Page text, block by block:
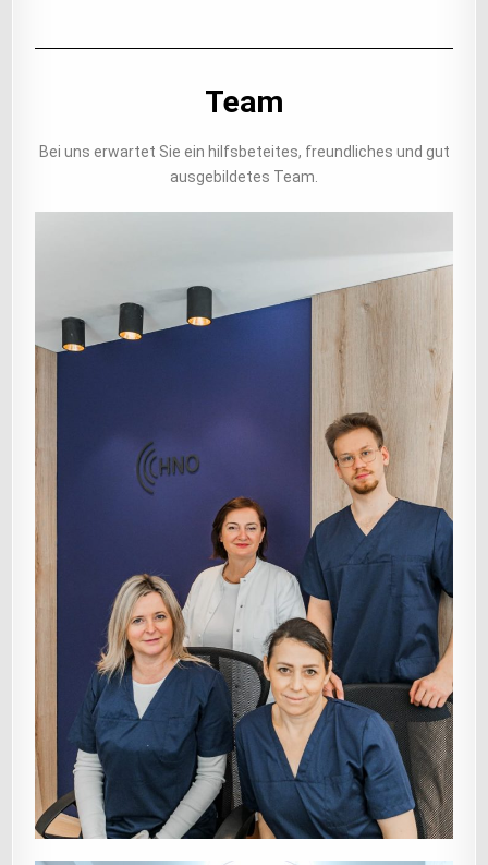
Team
Bei uns erwartet Sie ein hilfsbeteites, freundliches und gut
ausgebildetes Team.